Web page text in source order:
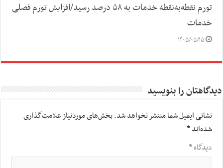
تورم نقطه‌به‌نقطه خدمات به ۵۸ درصد رسید/افزایش تورم فصلی
خدمات
۱۴۰۵/۰۵/۱۵
دیدگاهتان را بنویسید
نشانی ایمیل شما منتشر نخواهد شد.بخش‌های موردنیاز علامت‌گذاری
شده‌اند*
دیدگاه*